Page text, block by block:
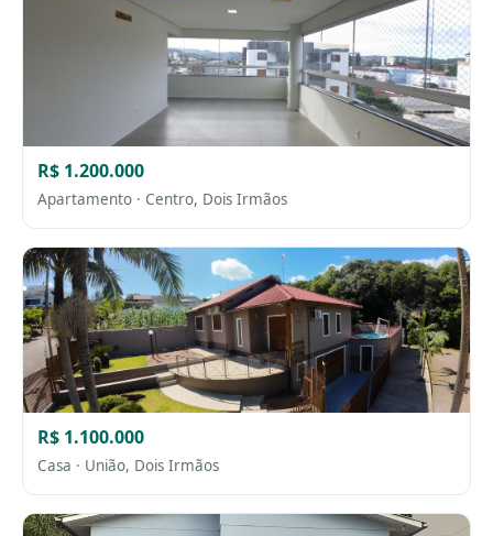
R$ 1.200.000
Apartamento · Centro, Dois Irmãos
R$ 1.100.000
Casa · União, Dois Irmãos